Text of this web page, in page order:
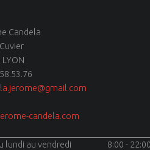
Candela
candela.com
lundi au vendredi
8:00 - 22:00